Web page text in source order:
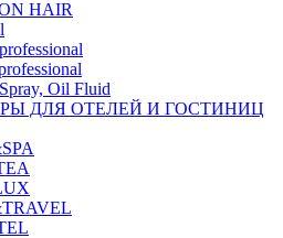
HAIR
Oil Fluid
ДЛЯ ОТЕЛЕЙ И ГОСТИНИЦ